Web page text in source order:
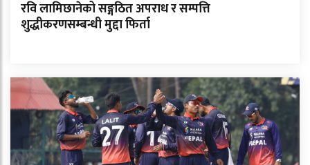
रवि लामिछानेको सङ्गठित अपराध र सम्पत्ति
शुद्धीकरणसम्बन्धी मुद्दा फिर्ता